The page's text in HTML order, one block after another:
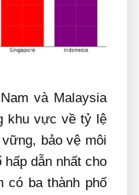
và Malaysia
khu vực về tỷ lệ
bảo vệ môi
dẫn nhất cho
có ba thành phố